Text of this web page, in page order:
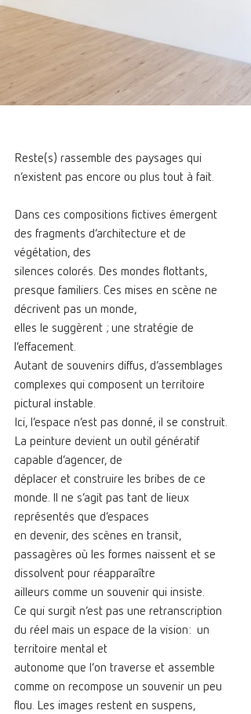
Reste(s) rassemble des paysages qui
n’existent pas encore ou plus tout à fait.
Dans ces compositions fictives émergent
des fragments d’architecture et de
végétation, des
silences colorés. Des mondes flottants,
presque familiers. Ces mises en scène ne
décrivent pas un monde,
elles le suggèrent ; une stratégie de
l’effacement.
Autant de souvenirs diffus, d’assemblages
complexes qui composent un territoire
pictural instable.
Ici, l’espace n’est pas donné, il se construit.
La peinture devient un outil génératif
capable d’agencer, de
déplacer et construire les bribes de ce
monde. Il ne s’agit pas tant de lieux
représentés que d’espaces
en devenir, des scènes en transit,
passagères où les formes naissent et se
dissolvent pour réapparaître
ailleurs comme un souvenir qui insiste.
Ce qui surgit n’est pas une retranscription
du réel mais un espace de la vision:  un
territoire mental et
autonome que l’on traverse et assemble
comme on recompose un souvenir un peu
flou. Les images restent en suspens,